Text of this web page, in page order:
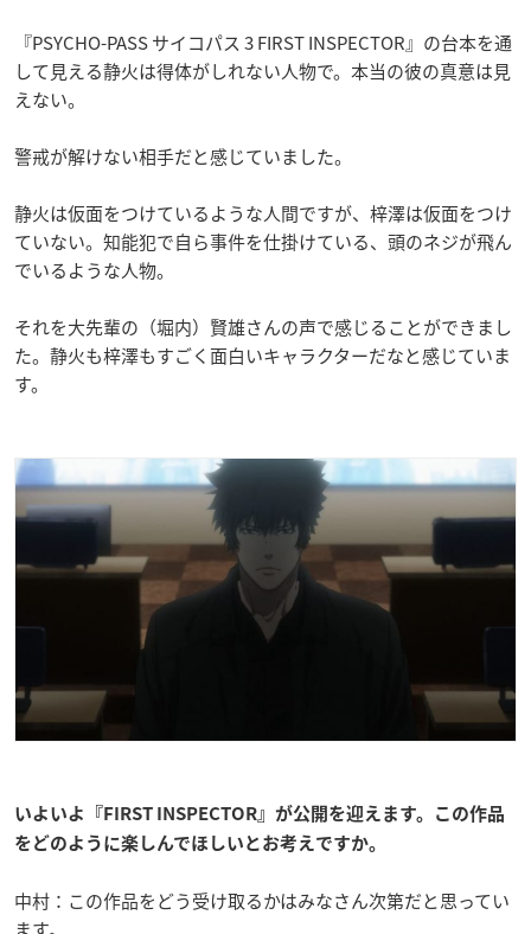
『PSYCHO-PASS サイコパス 3 FIRST INSPECTOR』の台本を通
して見える静火は得体がしれない人物で。本当の彼の真意は見
えない。
警戒が解けない相手だと感じていました。
静火は仮面をつけているような人間ですが、梓澤は仮面をつけ
ていない。知能犯で自ら事件を仕掛けている、頭のネジが飛ん
でいるような人物。
それを大先輩の（堀内）賢雄さんの声で感じることができまし
た。静火も梓澤もすごく面白いキャラクターだなと感じていま
す。
いよいよ『FIRST INSPECTOR』が公開を迎えます。この作品
をどのように楽しんでほしいとお考えですか。
中村：この作品をどう受け取るかはみなさん次第だと思ってい
ます。